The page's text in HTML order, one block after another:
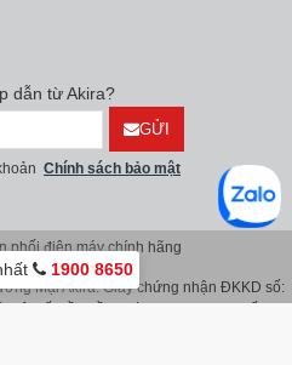
dẫn từ Akira?
GỬI
Chính sách bảo mật
phối điện máy chính hãng
Mại Akira. Giấy chứng nhận ĐKKD số:
1900 8650